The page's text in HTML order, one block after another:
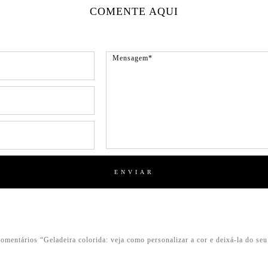
COMENTE AQUI
“Geladeira colorida: veja como personalizar a cor e deixá-la do